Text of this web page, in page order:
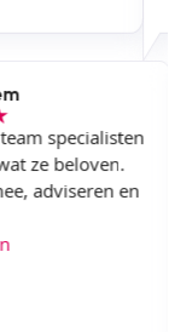
team specialisten
wat ze beloven.
mee, adviseren en